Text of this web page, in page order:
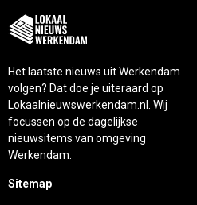
Het laatste nieuws uit Werkendam
volgen? Dat doe je uiteraard op
Lokaalnieuwswerkendam.nl. Wij
focussen op de dagelijkse
nieuwsitems van omgeving
Werkendam.
Sitemap